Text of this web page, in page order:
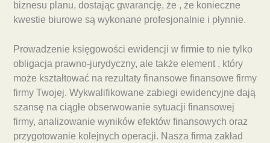
biznesu planu, dostając gwarancję, że , że konieczne
kwestie biurowe są wykonane profesjonalnie i płynnie.
Prowadzenie księgowości ewidencji w firmie to nie tylko
obligacja prawno-jurydyczny, ale także element , który
może kształtować na rezultaty finansowe finansowe firmy
firmy Twojej. Wykwalifikowane zabiegi ewidencyjne dają
szansę na ciągłe obserwowanie sytuacji finansowej
firmy, analizowanie wyników efektów finansowych oraz
przygotowanie kolejnych operacji. Nasza firma zakład